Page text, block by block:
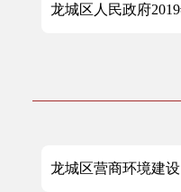
龙城区人民政府